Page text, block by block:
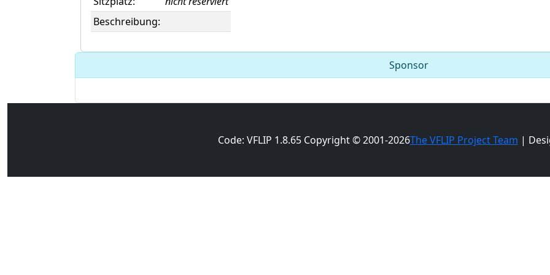
Beschreibung:
Sponsor
Code: VFLIP 1.8.65 Copyright © 2001-2026The VFLIP Project Team |